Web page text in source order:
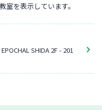
室を表示しています。
EPOCHAL SHIDA 2F - 201